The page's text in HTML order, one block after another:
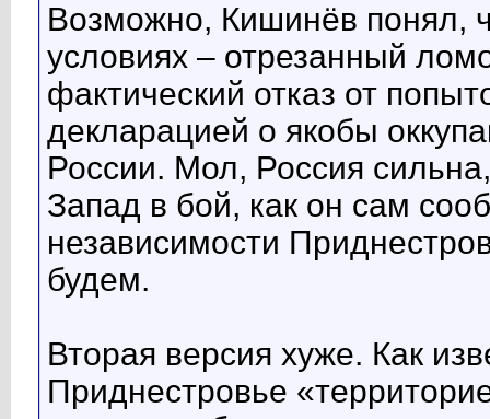
Возможно, Кишинёв понял,
условиях – отрезанный
фактический отказ от
декларацией о якобы
России. Мол, Россия
Запад в бой, как он сам
независимости
будем.
Вторая версия хуже. Как
Приднестровье